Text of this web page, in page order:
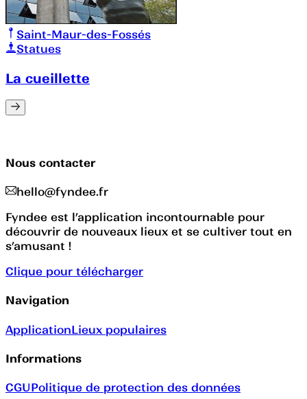
Saint-Maur-des-Fossés
Statues
La cueillette
Nous contacter
hello@fyndee.fr
Fyndee est l’application incontournable pour
découvrir de nouveaux lieux et se cultiver tout en
s’amusant !
Clique pour télécharger
Navigation
ApplicationLieux populaires
Informations
CGUPolitique de protection des données